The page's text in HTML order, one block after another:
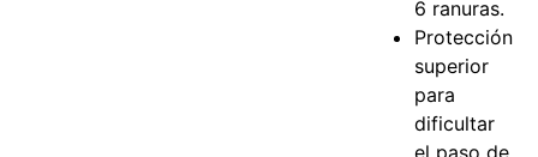
6 ranuras.
Protección
superior
para
dificultar